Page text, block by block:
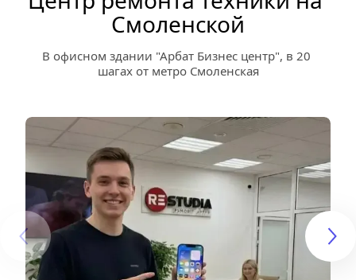
Смоленской
В офисном здании "Арбат Бизнес центр", в 20
шагах от метро Смоленская